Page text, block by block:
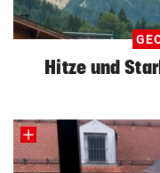
Hitze und